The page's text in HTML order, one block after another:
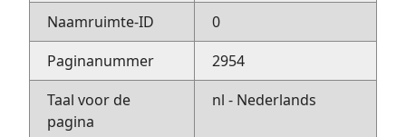
Naamruimte-ID
0
Paginanummer
2954
Taal voor de
pagina
nl - Nederlands